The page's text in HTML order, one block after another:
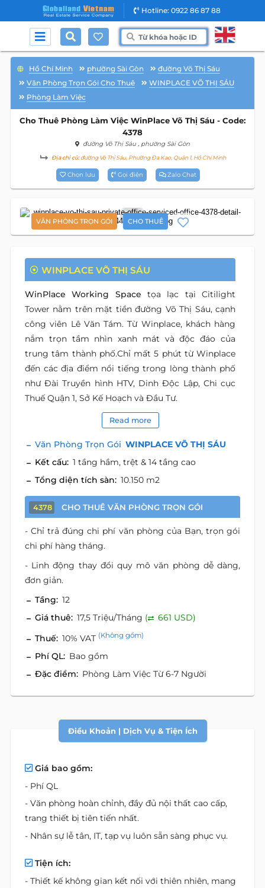
Hotline: 0922 86 87 88
Hồ Chí Minh phường Sài Gòn
đường Võ Thị Sáu
Văn Phòng Trọn Gói Cho Thuê
WINPLACE VÕ THỊ SÁU
Phòng Làm Việc
Cho Thuê Phòng Làm Việc WinPlace Võ Thị Sáu - Code:
4378
đường Võ Thị Sáu , phường Sài Gòn
Địa chỉ cũ:đường Võ Thị Sáu, Phường Đa Kao, Quận 1, Hồ Chí Minh
Chọn lưu Gọi điện Zalo Chat
VĂN PHÒNG TRỌN GÓI CHO THUÊ
9
WINPLACE VÕ THỊ SÁU
WinPlace Working Space tọa lạc tại Citilight
Tower nằm trên mặt tiền đường Võ Thị Sáu, cạnh
công viên Lê Văn Tám. Từ Winplace, khách hàng
nắm trọn tầm nhìn xanh mát và độc đáo của
trung tâm thành phố.Chỉ mất 5 phút từ Winplace
đến các địa điểm nổi tiếng trong lòng thành phố
như Đài Truyền hình HTV, Dinh Độc Lập, Chi cục
Thuế Quận 1, Sở Kế Hoạch và Đầu Tư.
Read more
Văn Phòng Trọn Gói WINPLACE VÕ THỊ SÁU
Kết cấu: 1 tầng hầm, trệt & 14 tầng cao
Tổng diện tích sàn: 10.150 m2
4378 CHO THUÊ VĂN PHÒNG TRỌN GÓI
- Chỉ trả đúng chi phí văn phòng của Bạn, trọn gói
chi phí hàng tháng.
- Linh động thay đổi quy mô văn phòng dễ dàng,
đơn giản.
Tầng: 12
Giá thuê: 17,5 Triệu/Tháng (
661 USD)
Thuế: 10% VAT (Không gồm)
Phí QL: Bao gồm
Đặc điểm: Phòng Làm Việc Từ 6-7 Người
Điều Khoản | Dịch Vụ & Tiện Ích
Giá bao gồm:
- Phí QL
- Văn phòng hoàn chỉnh, đầy đủ nội thất cao cấp,
trang thiết bị tiên tiến nhất.
- Nhân sự lễ tân, IT, tạp vụ luôn sẵn sàng phục vụ.
Tiện ích:
- Thiết kế không gian kết nối với thiên nhiên, mang